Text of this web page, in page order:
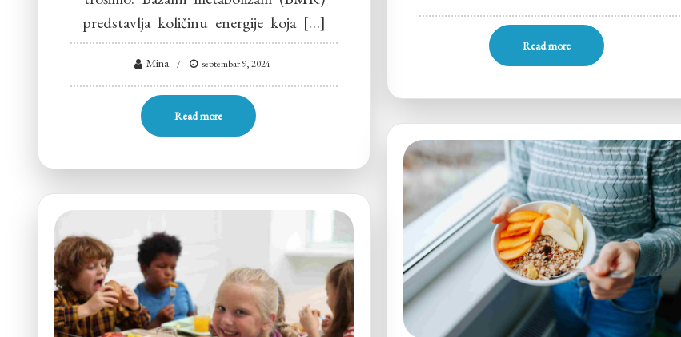
Read more
predstavlja količinu energije koja […]
Mina septembar 9, 2024
Read more